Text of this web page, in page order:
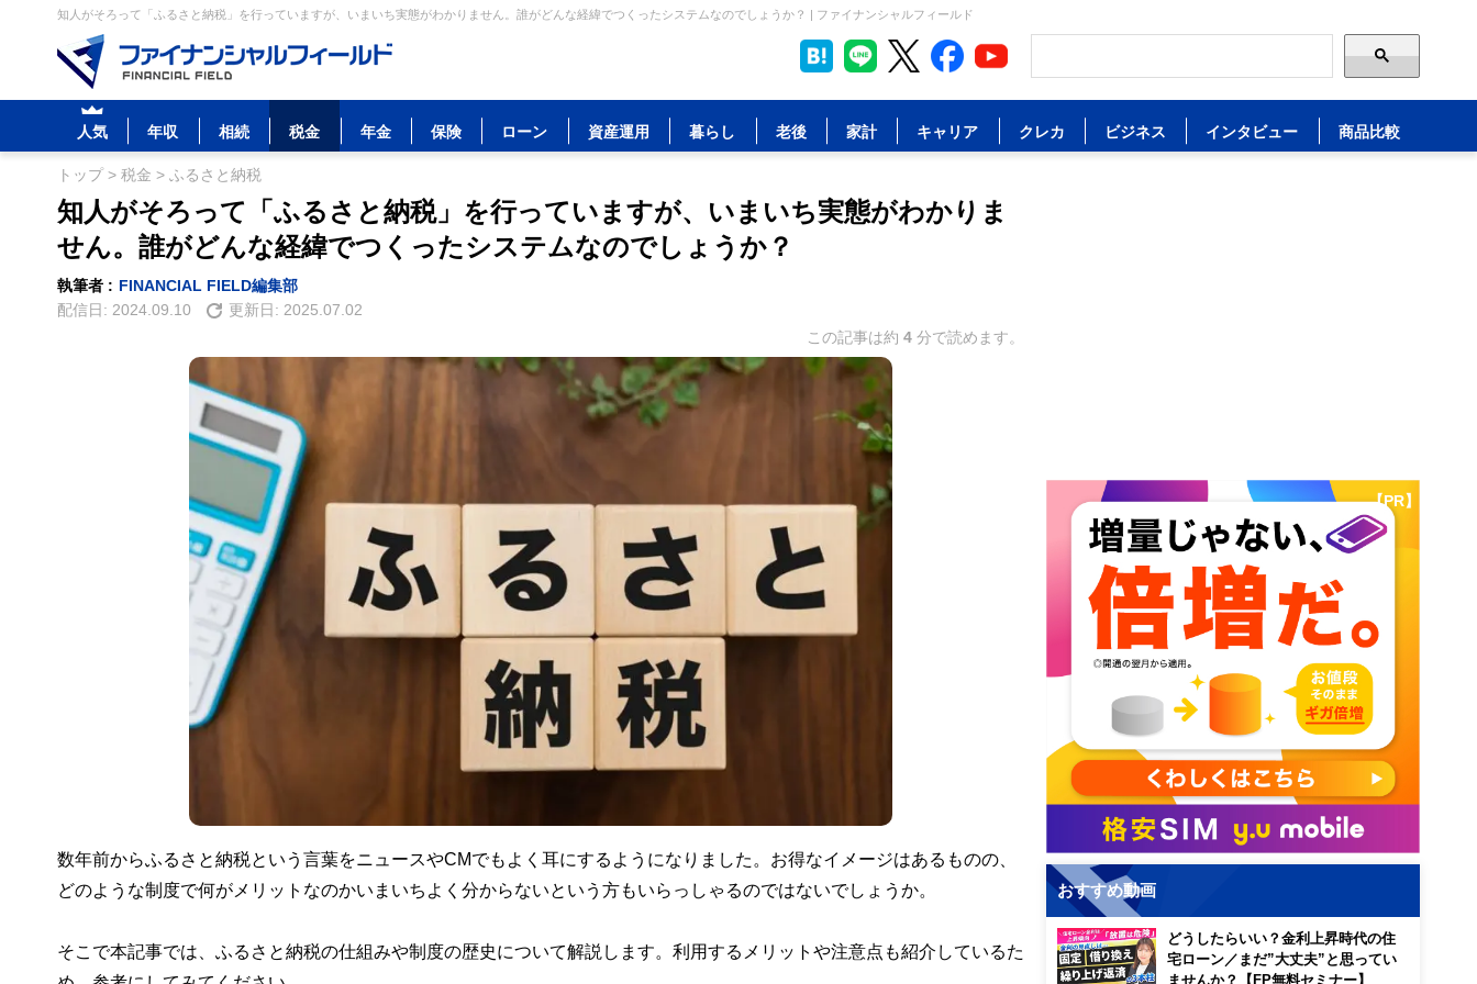
知人がそろって「ふるさと納税」を行っていますが、いまいち実態がわかりません。誰がどんな経緯でつくったシステムなのでしょうか？ | ファイナンシャルフィールド
人気 年収 相続 税金 年金 保険 ローン 資産運用 暮らし 老後 家計 キャリア クレカ ビジネス インタビュー 商品比較
トップ> 税金 > ふるさと納税
知人がそろって「ふるさと納税」を行っていますが、いまいち実態がわかりま
せん。誰がどんな経緯でつくったシステムなのでしょうか？
執筆者 : FINANCIAL FIELD編集部
配信日: 2024.09.10 更新日: 2025.07.02
この記事は約 4 分で読めます。
数年前からふるさと納税という言葉をニュースやCMでもよく耳にするようになりました。お得なイメージはあるものの、
どのような制度で何がメリットなのかいまいちよく分からないという方もいらっしゃるのではないでしょうか。
そこで本記事では、ふるさと納税の仕組みや制度の歴史について解説します。利用するメリットや注意点も紹介しているた
【PR】
おすすめ動画
どうしたらいい？金利上昇時代の住
宅ローン／まだ”大丈夫”と思ってい
ませんか？【FP無料セミナー】